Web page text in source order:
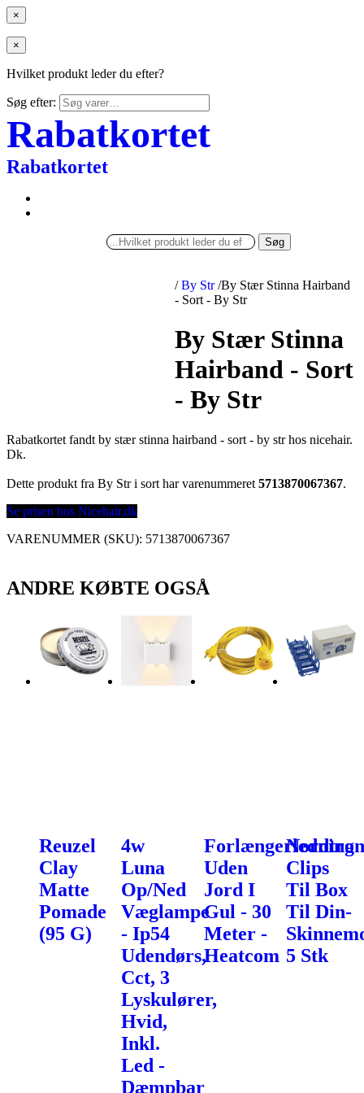
×
×
Hvilket produkt leder du efter?
Søg efter:
Rabatkortet
Rabatkortet
Søg
/ By Str /By Stær Stinna Hairband
- Sort - By Str
By Stær Stinna
Hairband - Sort
- By Str
Rabatkortet fandt by stær stinna hairband - sort - by str hos nicehair.
Dk.
Dette produkt fra By Str i sort har varenummeret 5713870067367.
Se prisen hos Nicehair.dk
VARENUMMER (SKU): 5713870067367
ANDRE KØBTE OGSÅ
Reuzel
Clay
Matte
Pomade
(95 G)
4w
Luna
Op/Ned
Væglampe
- Ip54
Udendørs,
Cct, 3
Lyskulører,
Hvid,
Inkl.
Led -
Dæmpbar
Forlængerledning
Uden
Jord I
Gul - 30
Meter -
Heatcom
Clips
Til Box
Til Din-
5 Stk